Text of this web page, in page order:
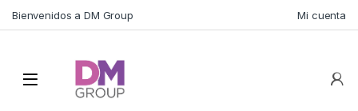
Bienvenidos a DM Group Mi cuenta